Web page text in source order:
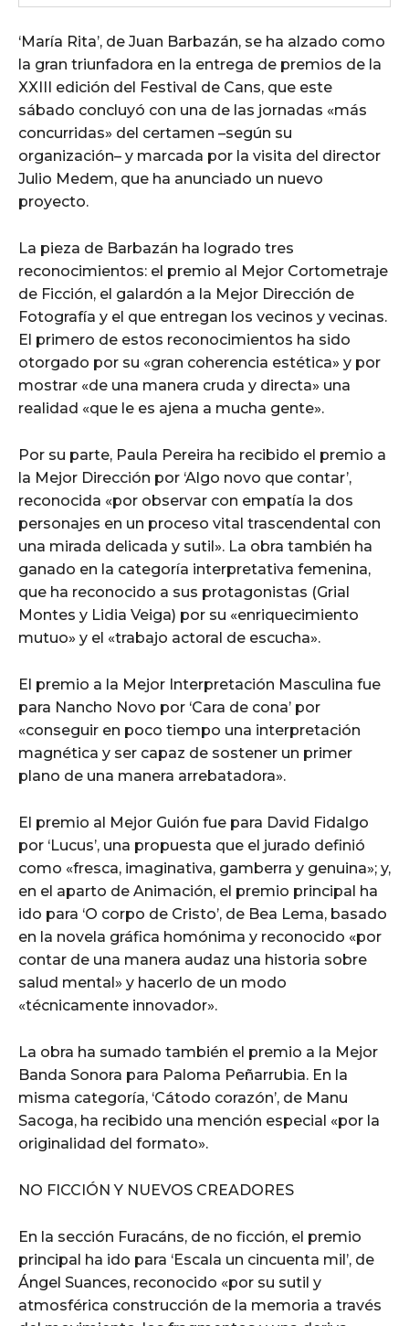
‘María Rita’, de Juan Barbazán, se ha alzado como
la gran triunfadora en la entrega de premios de la
XXIII edición del Festival de Cans, que este
sábado concluyó con una de las jornadas «más
concurridas» del certamen –según su
organización– y marcada por la visita del director
Julio Medem, que ha anunciado un nuevo
proyecto.
La pieza de Barbazán ha logrado tres
reconocimientos: el premio al Mejor Cortometraje
de Ficción, el galardón a la Mejor Dirección de
Fotografía y el que entregan los vecinos y vecinas.
El primero de estos reconocimientos ha sido
otorgado por su «gran coherencia estética» y por
mostrar «de una manera cruda y directa» una
realidad «que le es ajena a mucha gente».
Por su parte, Paula Pereira ha recibido el premio a
la Mejor Dirección por ‘Algo novo que contar’,
reconocida «por observar con empatía la dos
personajes en un proceso vital trascendental con
una mirada delicada y sutil». La obra también ha
ganado en la categoría interpretativa femenina,
que ha reconocido a sus protagonistas (Grial
Montes y Lidia Veiga) por su «enriquecimiento
mutuo» y el «trabajo actoral de escucha».
El premio a la Mejor Interpretación Masculina fue
para Nancho Novo por ‘Cara de cona’ por
«conseguir en poco tiempo una interpretación
magnética y ser capaz de sostener un primer
plano de una manera arrebatadora».
El premio al Mejor Guión fue para David Fidalgo
por ‘Lucus’, una propuesta que el jurado definió
como «fresca, imaginativa, gamberra y genuina»; y,
en el aparto de Animación, el premio principal ha
ido para ‘O corpo de Cristo’, de Bea Lema, basado
en la novela gráfica homónima y reconocido «por
contar de una manera audaz una historia sobre
salud mental» y hacerlo de un modo
«técnicamente innovador».
La obra ha sumado también el premio a la Mejor
Banda Sonora para Paloma Peñarrubia. En la
misma categoría, ‘Cátodo corazón’, de Manu
Sacoga, ha recibido una mención especial «por la
originalidad del formato».
NO FICCIÓN Y NUEVOS CREADORES
En la sección Furacáns, de no ficción, el premio
principal ha ido para ‘Escala un cincuenta mil’, de
Ángel Suances, reconocido «por su sutil y
atmosférica construcción de la memoria a través